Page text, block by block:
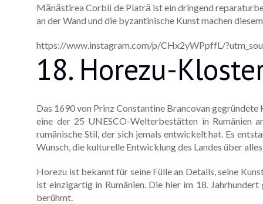
Mănăstirea Corbii de Piatră ist ein dringend
an der Wand und die byzantinische Kunst machen
https://www.instagram.com/p/CHx2yWPpffL/
18. Horezu-
Das 1690 von Prinz Constantine Brancovan
eine der 25 UNESCO-Welterbestätten in Rumänien
rumänische Stil, der sich jemals entwickelt hat. Es
Wunsch, die kulturelle Entwicklung des Landes über
Horezu ist bekannt für seine Fülle an Details, seine
ist einzigartig in Rumänien. Die hier im 18.
berühmt.